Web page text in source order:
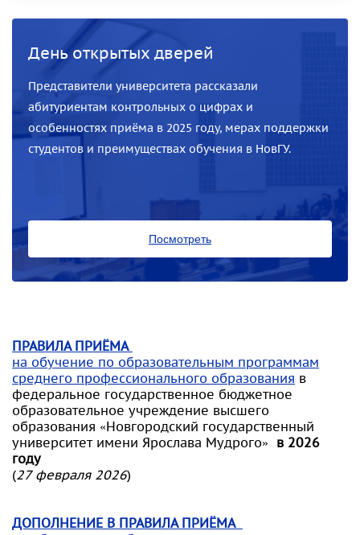
День открытых дверей
Представители университета рассказали
абитуриентам контрольных о цифрах и
особенностях приёма в 2025 году, мерах поддержки
студентов и преимуществах обучения в НовГУ.
Посмотреть
ПРАВИЛА ПРИЁМА
на обучение по образовательным программам
среднего профессионального образования в
федеральное государственное бюджетное
образовательное учреждение высшего
образования «Новгородский государственный
университет имени Ярослава Мудрого» в 2026
году
(27 февраля 2026)
ДОПОЛНЕНИЕ В ПРАВИЛА ПРИЁМА